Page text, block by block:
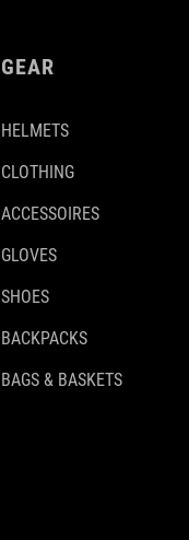
GEAR
HELMETS
CLOTHING
ACCESSOIRES
GLOVES
SHOES
BACKPACKS
BAGS & BASKETS